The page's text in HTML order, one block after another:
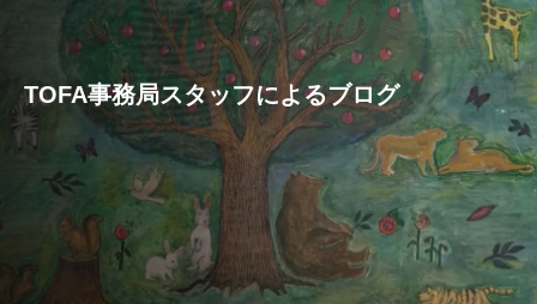
TOFA事務局スタッフによるブログ